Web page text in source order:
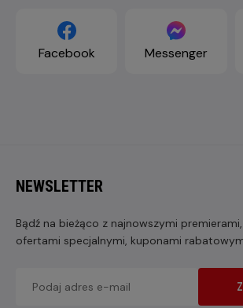
Facebook Messenger
NEWSLETTER
Bądź na bieżąco z najnowszymi
ofertami specjalnymi, kuponami